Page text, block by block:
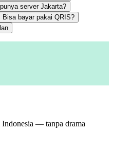
server Jakarta?
Bisa bayar pakai QRIS?
— tanpa drama